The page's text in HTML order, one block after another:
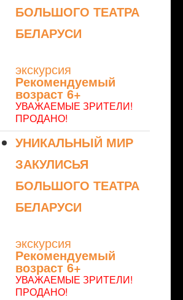
БОЛЬШОГО ТЕАТРА
БЕЛАРУСИ
экскурсия
Рекомендуемый
возраст 6+
УВАЖАЕМЫЕ ЗРИТЕЛИ!
ПРОДАНО!
УНИКАЛЬНЫЙ МИР
ЗАКУЛИСЬЯ
БОЛЬШОГО ТЕАТРА
БЕЛАРУСИ
экскурсия
Рекомендуемый
возраст 6+
УВАЖАЕМЫЕ ЗРИТЕЛИ!
ПРОДАНО!